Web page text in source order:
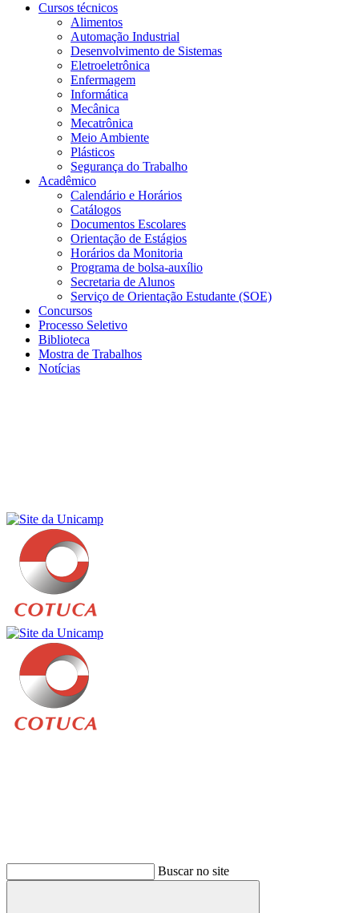
Cursos técnicos
Alimentos
Automação Industrial
Desenvolvimento de Sistemas
Eletroeletrônica
Enfermagem
Informática
Mecânica
Mecatrônica
Meio Ambiente
Plásticos
Segurança do Trabalho
Acadêmico
Calendário e Horários
Catálogos
Documentos Escolares
Orientação de Estágios
Horários da Monitoria
Programa de bolsa-auxílio
Secretaria de Alunos
Serviço de Orientação Estudante (SOE)
Concursos
Processo Seletivo
Biblioteca
Mostra de Trabalhos
Notícias
Buscar no site